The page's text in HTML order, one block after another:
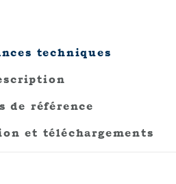
techniques
de référence
et téléchargements